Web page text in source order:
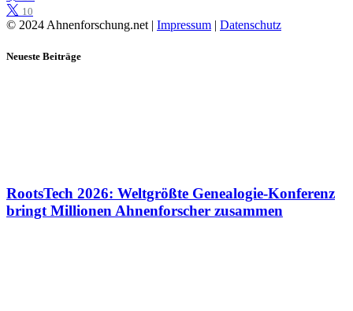
10
© 2024 Ahnenforschung.net | Impressum Datenschutz
Neueste Beiträge
RootsTech 2026: Weltgrößte Genealogie-Konferenz
bringt Millionen Ahnenforscher zusammen